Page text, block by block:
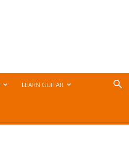
LEARN GUITAR